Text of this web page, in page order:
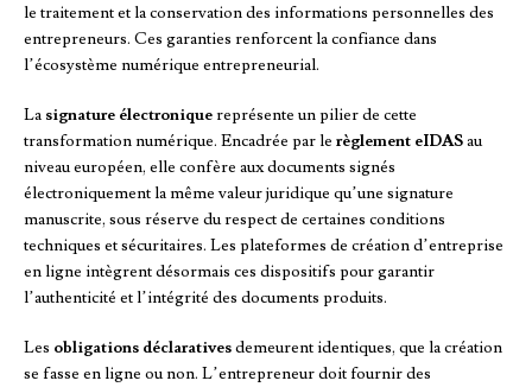
le traitement et la conservation des informations personnelles des
entrepreneurs. Ces garanties renforcent la confiance dans
l’écosystème numérique entrepreneurial.
La signature électroniquereprésente un pilier de cette
transformation numérique. Encadrée par le règlement eIDASau
niveau européen, elle confère aux documents signés
électroniquement la même valeur juridique qu’une signature
manuscrite, sous réserve du respect de certaines conditions
techniques et sécuritaires. Les plateformes de création d’entreprise
en ligne intègrent désormais ces dispositifs pour garantir
l’authenticité et l’intégrité des documents produits.
Les obligations déclarativesdemeurent identiques, que la création
se fasse en ligne ou non. L’entrepreneur doit fournir des